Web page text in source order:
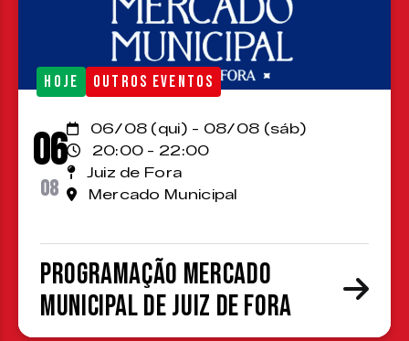
HOJE OUTROS EVENTOS
06
08
06/08 (qui) - 08/08 (sáb)
20:00 - 22:00
Juiz de Fora
Mercado Municipal
Programação Mercado
Municipal de Juiz de Fora